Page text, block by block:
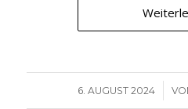
6. AUGUST 2024
/